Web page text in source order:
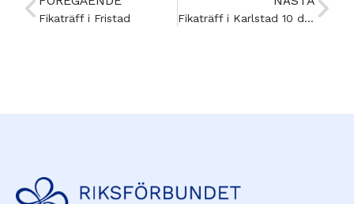
Fikaträff i Fristad Fikaträff i Karlstad 10 december